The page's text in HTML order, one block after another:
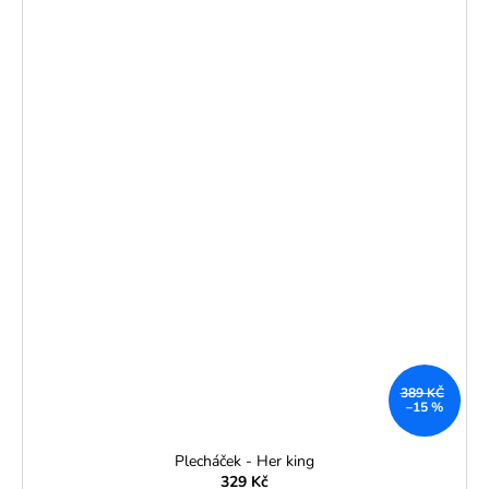
389 KČ
–15 %
Plecháček - Her king
329 Kč